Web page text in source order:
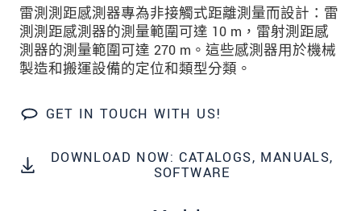
雷測測距感測器專為非接觸式距離測量而設計：雷
測測距感測器的測量範圍可達 10 m，雷射測距感
測器的測量範圍可達 270 m。這些感測器用於機械
製造和搬運設備的定位和類型分類。
GET IN TOUCH WITH US!
DOWNLOAD NOW: CATALOGS, MANUALS,
SOFTWARE
確認寄出